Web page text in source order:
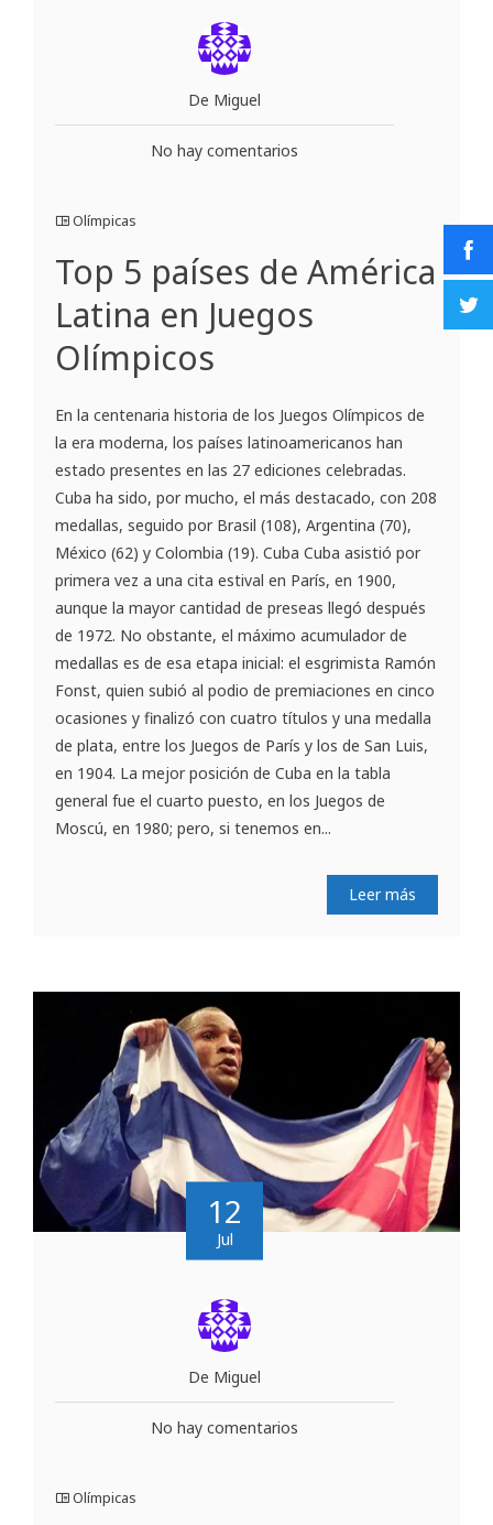
De Miguel
No hay comentarios
Olímpicas
Top 5 países de América
Latina en Juegos
Olímpicos
En la centenaria historia de los Juegos Olímpicos de
la era moderna, los países latinoamericanos han
estado presentes en las 27 ediciones celebradas.
Cuba ha sido, por mucho, el más destacado, con 208
medallas, seguido por Brasil (108), Argentina (70),
México (62) y Colombia (19). Cuba Cuba asistió por
primera vez a una cita estival en París, en 1900,
aunque la mayor cantidad de preseas llegó después
de 1972. No obstante, el máximo acumulador de
medallas es de esa etapa inicial: el esgrimista Ramón
Fonst, quien subió al podio de premiaciones en cinco
ocasiones y finalizó con cuatro títulos y una medalla
de plata, entre los Juegos de París y los de San Luis,
en 1904. La mejor posición de Cuba en la tabla
general fue el cuarto puesto, en los Juegos de
Moscú, en 1980; pero, si tenemos en...
Leer más
12
Jul
De Miguel
No hay comentarios
Olímpicas